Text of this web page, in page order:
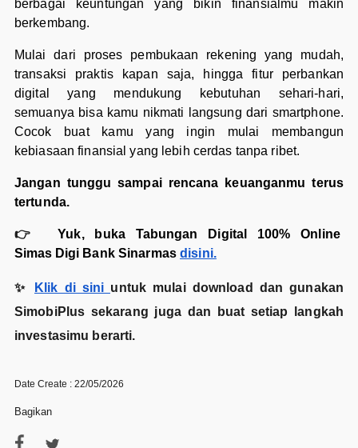
berbagai keuntungan yang bikin finansialmu makin
berkembang.
Mulai dari proses pembukaan rekening yang mudah,
transaksi praktis kapan saja, hingga fitur perbankan
digital yang mendukung kebutuhan sehari-hari,
semuanya bisa kamu nikmati langsung dari smartphone.
Cocok buat kamu yang ingin mulai membangun
kebiasaan finansial yang lebih cerdas tanpa ribet.
Jangan tunggu sampai rencana keuanganmu terus
tertunda.
👉
Yuk, buka Tabungan Digital 100% Online
Simas Digi Bank Sinarmasdisini.
✨ Klik di sini untuk mulai download dan gunakan
SimobiPlus sekarang juga dan buat setiap langkah
investasimu berarti.
Date Create : 22/05/2026
Bagikan